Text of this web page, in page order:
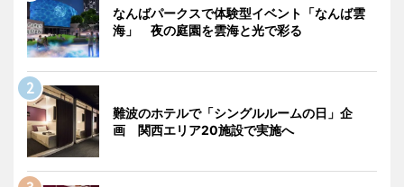
なんばパークスで体験型イベント「なんば雲
海」 夜の庭園を雲海と光で彩る
難波のホテルで「シングルルームの日」企
画 関西エリア20施設で実施へ